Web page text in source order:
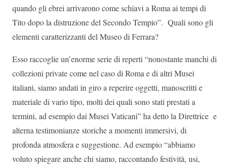
quando gli ebrei arrivarono come schiavi a Roma ai tempi di
Tito dopo la distruzione del Secondo Tempio”. Quali sono gli
elementi caratterizzanti del Museo di Ferrara?
Esso raccoglie un’enorme serie di reperti “nonostante manchi di
collezioni private come nel caso di Roma e di altri Musei
italiani, siamo andati in giro a reperire oggetti, manoscritti e
materiale di vario tipo, molti dei quali sono stati prestati a
termini, ad esempio dai Musei Vaticani” ha detto la Direttrice e
alterna testimonianze storiche a momenti immersivi, di
profonda atmosfera e suggestione. Ad esempio “abbiamo
voluto spiegare anche chi siamo, raccontando festività, usi,